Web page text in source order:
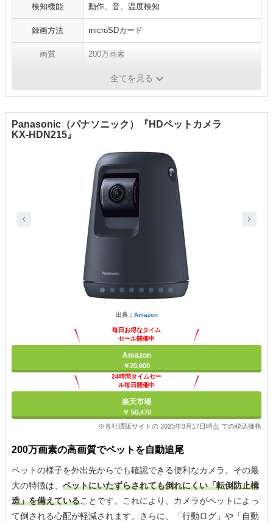
検知機能 動作、音、温度検知
録画方法 microSDカード
画質 200万画素
全てを見る
Panasonic（パナソニック）『HDペットカメラ
KX-HDN215』
出典： Amazon
毎日お得なタイム
セール開催中
Amazon
￥20,600
24時間タイムセー
ル毎日開催中
楽天市場
￥ 50,470
※各社通販サイトの 2025年3月17日時点 での税込価格
200万画素の高画質でペットを自動追尾
ペットの様子を外出先からでも確認できる便利なカメラ。その最
大の特徴は、 ペットにいたずらされても倒れにくい「転倒防止構
造」を備えていることです。これにより、カメラがペットによっ
て倒される心配が軽減されます。さらに、「行動ログ」や「自動